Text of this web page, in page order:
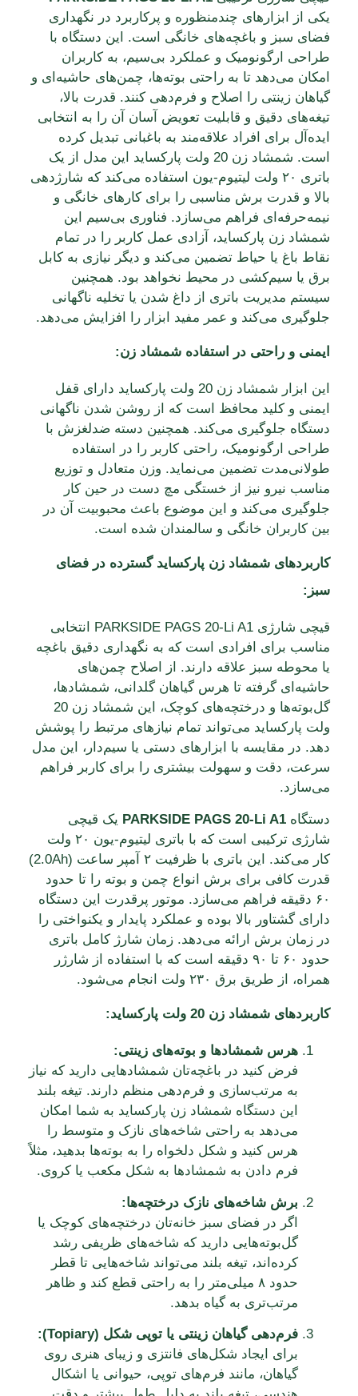
یکی از ابزارهای چندمنظوره و پرکاربرد در نگهداری
فضای سبز و باغچه‌های خانگی است. این دستگاه با
طراحی ارگونومیک و عملکرد بی‌سیم، به کاربران
امکان می‌دهد تا به راحتی بوته‌ها، چمن‌های حاشیه‌ای و
گیاهان زینتی را اصلاح و فرم‌دهی کنند. قدرت بالا،
تیغه‌های دقیق و قابلیت تعویض آسان آن را به انتخابی
ایده‌آل برای افراد علاقه‌مند به باغبانی تبدیل کرده
است. شمشاد زن 20 ولت پارکساید این مدل از یک
باتری ۲۰ ولت لیتیوم-یون استفاده می‌کند که شارژدهی
بالا و قدرت برش مناسبی را برای کارهای خانگی و
نیمه‌حرفه‌ای فراهم می‌سازد. فناوری بی‌سیم این
شمشاد زن پارکساید، آزادی عمل کاربر را در تمام
نقاط باغ یا حیاط تضمین می‌کند و دیگر نیازی به کابل
برق یا سیم‌کشی در محیط نخواهد بود. همچنین
سیستم مدیریت باتری از داغ شدن یا تخلیه ناگهانی
جلوگیری می‌کند و عمر مفید ابزار را افزایش می‌دهد.
ایمنی و راحتی در استفاده شمشاد زن:
این ابزار شمشاد زن 20 ولت پارکساید دارای قفل
ایمنی و کلید محافظ است که از روشن شدن ناگهانی
دستگاه جلوگیری می‌کند. همچنین دسته ضدلغزش با
طراحی ارگونومیک، راحتی کاربر را در استفاده
طولانی‌مدت تضمین می‌نماید. وزن متعادل و توزیع
مناسب نیرو نیز از خستگی مچ دست در حین کار
جلوگیری می‌کند و این موضوع باعث محبوبیت آن در
بین کاربران خانگی و سالمندان شده است.
کاربردهای شمشاد زن پارکساید گسترده در فضای
سبز:
قیچی شارژی PARKSIDE PAGS 20-Li A1 انتخابی
مناسب برای افرادی است که به نگهداری دقیق باغچه
یا محوطه سبز علاقه دارند. از اصلاح چمن‌های
حاشیه‌ای گرفته تا هرس گیاهان گلدانی، شمشادها،
گل‌بوته‌ها و درختچه‌های کوچک، این شمشاد زن 20
ولت پارکساید می‌تواند تمام نیازهای مرتبط را پوشش
دهد. در مقایسه با ابزارهای دستی یا سیم‌دار، این مدل
سرعت، دقت و سهولت بیشتری را برای کاربر فراهم
می‌سازد.
دستگاه PARKSIDE PAGS 20-Li A1 یک قیچی
شارژی ترکیبی است که با باتری لیتیوم-یون ۲۰ ولت
کار می‌کند. این باتری با ظرفیت ۲ آمپر ساعت (2.0Ah)
قدرت کافی برای برش انواع چمن و بوته را تا حدود
۶۰ دقیقه فراهم می‌سازد. موتور پرقدرت این دستگاه
دارای گشتاور بالا بوده و عملکرد پایدار و یکنواختی را
در زمان برش ارائه می‌دهد. زمان شارژ کامل باتری
حدود ۶۰ تا ۹۰ دقیقه است که با استفاده از شارژر
همراه، از طریق برق ۲۳۰ ولت انجام می‌شود.
کاربردهای شمشاد زن 20 ولت پارکساید:
هرس شمشادها و بوته‌های زینتی:
فرض کنید در باغچه‌تان شمشادهایی دارید که نیاز
به مرتب‌سازی و فرم‌دهی منظم دارند. تیغه بلند
این دستگاه شمشاد زن پارکساید به شما امکان
می‌دهد به راحتی شاخه‌های نازک و متوسط را
هرس کنید و شکل دلخواه را به بوته‌ها بدهید، مثلاً
فرم دادن به شمشادها به شکل مکعب یا کروی.
برش شاخه‌های نازک درختچه‌ها:
اگر در فضای سبز خانه‌تان درختچه‌های کوچک یا
گل‌بوته‌هایی دارید که شاخه‌های ظریفی رشد
کرده‌اند، تیغه بلند می‌تواند شاخه‌هایی تا قطر
حدود ۸ میلی‌متر را به راحتی قطع کند و ظاهر
مرتب‌تری به گیاه بدهد.
فرم‌دهی گیاهان زینتی یا توپی شکل (Topiary):
برای ایجاد شکل‌های فانتزی و زیبای هنری روی
گیاهان، مانند فرم‌های توپی، حیوانی یا اشکال